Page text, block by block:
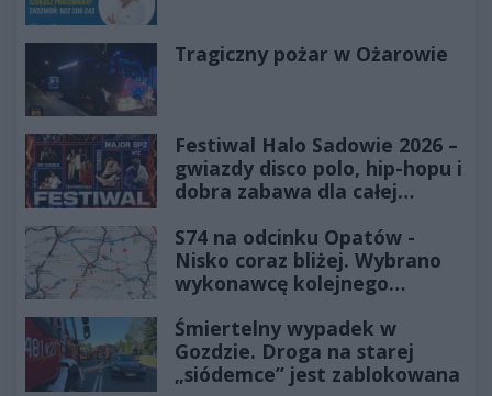
Tragiczny pożar w Ożarowie
Festiwal Halo Sadowie 2026 –
gwiazdy disco polo, hip-hopu i
dobra zabawa dla całej
S74 na odcinku Opatów -
Nisko coraz bliżej. Wybrano
wykonawcę kolejnego
Śmiertelny wypadek w
Gozdzie. Droga na starej
„siódemce” jest zablokowana